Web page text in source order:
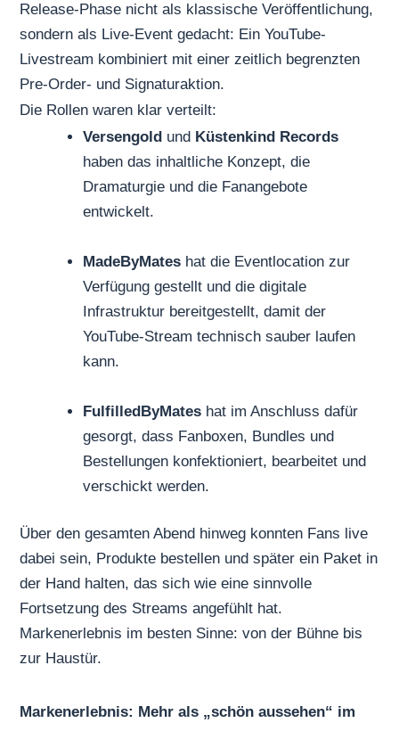
Release-Phase nicht als klassische Veröffentlichung,
sondern als Live-Event gedacht: Ein YouTube-
Livestream kombiniert mit einer zeitlich begrenzten
Pre-Order- und Signaturaktion.
Die Rollen waren klar verteilt:
Versengold und Küstenkind Records
haben das inhaltliche Konzept, die
Dramaturgie und die Fanangebote
entwickelt.
MadeByMates hat die Eventlocation zur
Verfügung gestellt und die digitale
Infrastruktur bereitgestellt, damit der
YouTube-Stream technisch sauber laufen
kann.
FulfilledByMates hat im Anschluss dafür
gesorgt, dass Fanboxen, Bundles und
Bestellungen konfektioniert, bearbeitet und
verschickt werden.
Über den gesamten Abend hinweg konnten Fans live
dabei sein, Produkte bestellen und später ein Paket in
der Hand halten, das sich wie eine sinnvolle
Fortsetzung des Streams angefühlt hat.
Markenerlebnis im besten Sinne: von der Bühne bis
zur Haustür.
Markenerlebnis: Mehr als „schön aussehen“ im